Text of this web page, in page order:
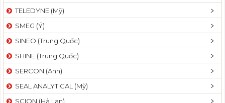
TELEDYNE (Mỹ)
SMEG (Ý)
SINEO (Trung Quốc)
SHINE (Trung Quốc)
SERCON (Anh)
SEAL ANALYTICAL (Mỹ)
SCION (Hà Lan)